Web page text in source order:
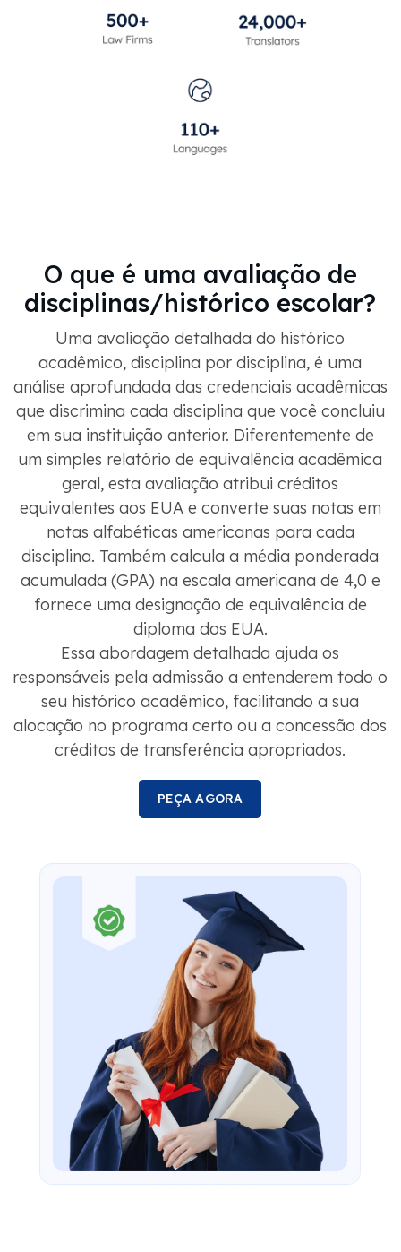
O que é uma avaliação de
disciplinas/histórico escolar?
Uma avaliação detalhada do histórico
acadêmico, disciplina por disciplina, é uma
análise aprofundada das credenciais acadêmicas
que discrimina cada disciplina que você concluiu
em sua instituição anterior. Diferentemente de
um simples relatório de equivalência acadêmica
geral, esta avaliação atribui créditos
equivalentes aos EUA e converte suas notas em
notas alfabéticas americanas para cada
disciplina. Também calcula a média ponderada
acumulada (GPA) na escala americana de 4,0 e
fornece uma designação de equivalência de
diploma dos EUA.
Essa abordagem detalhada ajuda os
responsáveis pela admissão a entenderem todo o
seu histórico acadêmico, facilitando a sua
alocação no programa certo ou a concessão dos
créditos de transferência apropriados.
PEÇA AGORA